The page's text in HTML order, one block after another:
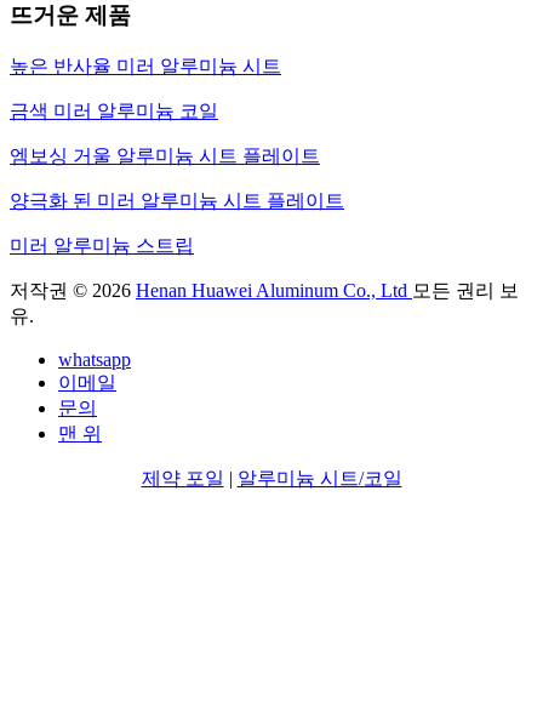
뜨거운 제품
높은 반사율 미러 알루미늄 시트
금색 미러 알루미늄 코일
엠보싱 거울 알루미늄 시트 플레이트
양극화 된 미러 알루미늄 시트 플레이트
미러 알루미늄 스트립
저작권 © 2026 Henan Huawei Aluminum Co., Ltd 모든 권리 보
유.
whatsapp
이메일
문의
맨 위
제약 포일 | 알루미늄 시트/코일